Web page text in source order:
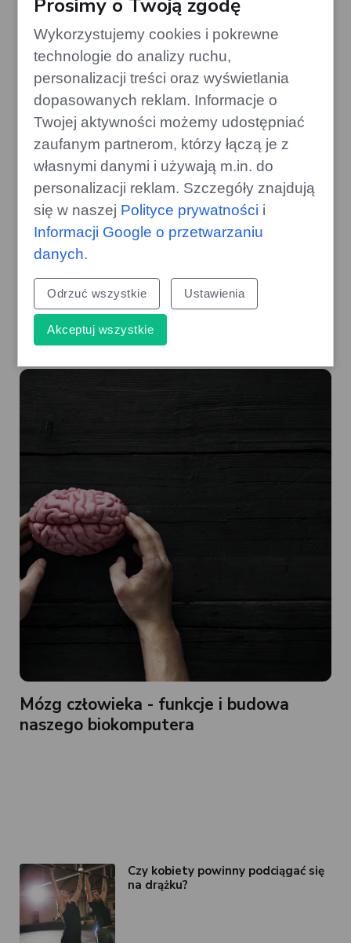
Układ nerwowy człowieka - opis i
działanie
Rdzeń kręgowy człowieka - budowa i
funkcje
Mózg człowieka - funkcje i budowa
naszego biokomputera
Czy kobiety powinny podciągać się
na drążku?
Prosimy o Twoją zgodę
Wykorzystujemy cookies i pokrewne
technologie do analizy ruchu,
personalizacji treści oraz wyświetlania
dopasowanych reklam. Informacje o
Twojej aktywności możemy udostępniać
zaufanym partnerom, którzy łączą je z
własnymi danymi i używają m.in. do
personalizacji reklam. Szczegóły znajdują
się w naszej Polityce prywatności i
Informacji Google o przetwarzaniu
danych.
Odrzuć wszystkie Ustawienia
Akceptuj wszystkie